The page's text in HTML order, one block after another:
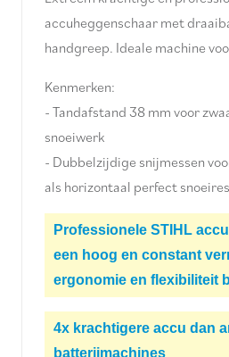
accuheggenschaar met
handgreep. Ideale machine
Kenmerken:
- Tandafstand 38 mm voor
snoeiwerk
- Dubbelzijdige snijmessen
als horizontaal perfect
Professionele STIHL
een hoog en constant
ergonomie en flexibiliteit
4x krachtigere accu dan
batterijmachines